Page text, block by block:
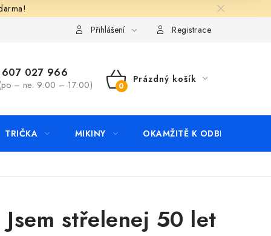
KontaktyPřihlášení Registrace
607 027 966
(po – ne: 9:00 – 17:00)
NÁKUPNÍ
Prázdný košík
TRIČKA MIKINY OKAMŽITĚ K ODBĚRU
střelenej 50 let